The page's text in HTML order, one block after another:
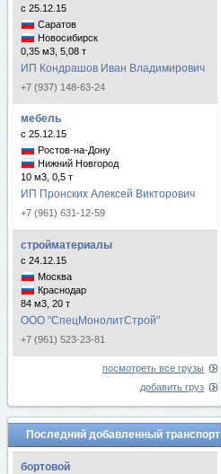
с 25.12.15
Саратов
Новосибирск
0,35 м3, 5,08 т
ИП Кондрашов Иван Владимирович
+7 (937) 148-63-24
мебель
с 25.12.15
Ростов-на-Дону
Нижний Новгород
10 м3, 0,5 т
ИП Пронских Алексей Викторович
+7 (961) 631-12-59
стройматериалы
с 24.12.15
Москва
Краснодар
84 м3, 20 т
ООО "СпецМонолитСтрой"
+7 (961) 523-23-81
посмотреть все грузы
добавить груз
Последний добавленный транспорт
бортовой